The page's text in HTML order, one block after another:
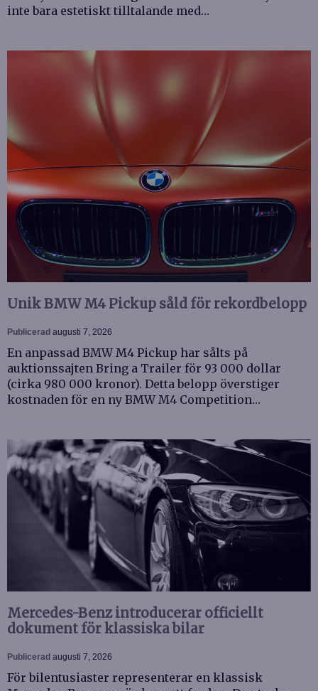
inte bara estetiskt tilltalande med…
Unik BMW M4 Pickup såld för rekordbelopp
Publicerad augusti 7, 2026
En anpassad BMW M4 Pickup har sålts på
auktionssajten Bring a Trailer för 93 000 dollar
(cirka 980 000 kronor). Detta belopp överstiger
kostnaden för en ny BMW M4 Competition…
Mercedes-Benz introducerar officiellt
dokument för klassiska bilar
Publicerad augusti 7, 2026
För bilentusiaster representerar en klassisk